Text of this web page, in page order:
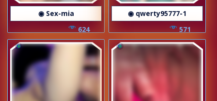
◉ Sex-mia
624
◉ qwerty95777-1
571